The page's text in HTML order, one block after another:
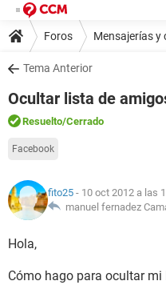
Foros Mensajerías y
Tema Anterior
Ocultar lista de
Resuelto/Cerrado
Facebook
fito25 - 10 oct 2012 a las
manuel fernadez
Hola,
Cómo hago para ocultar